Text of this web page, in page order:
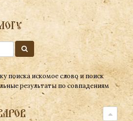
поиска искомое слово и поиск
результаты по совпадениям